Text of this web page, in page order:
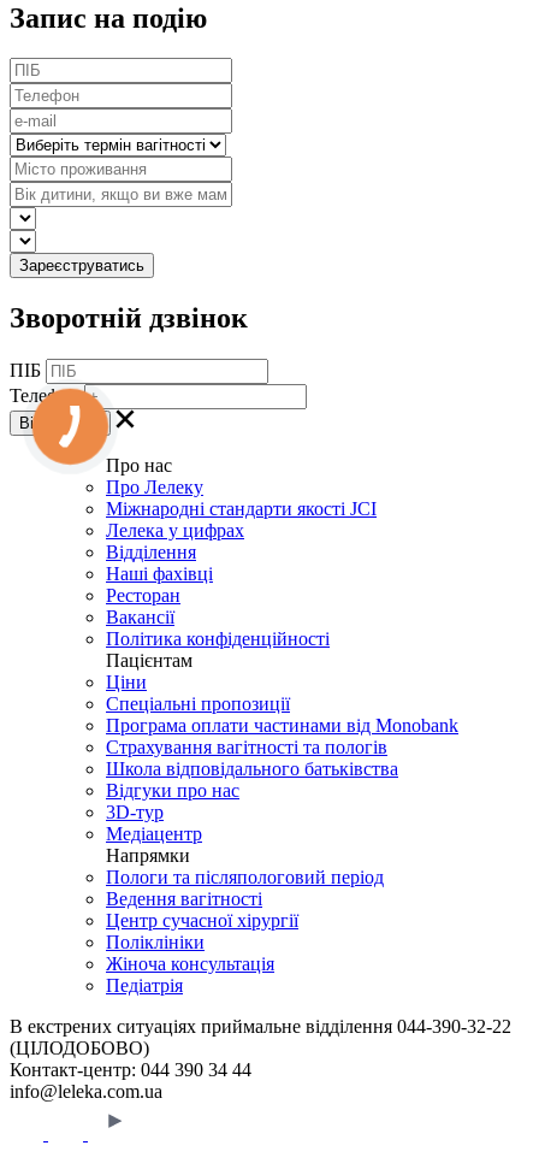
Запис на подію
Зворотній дзвінок
ПІБ
Телефон
Про нас
Про Лелеку
Міжнародні стандарти якості JCI
Лелека у цифрах
Відділення
Наші фахівці
Ресторан
Вакансії
Політика конфіденційності
Пацієнтам
Ціни
Спеціальні пропозиції
Програма оплати частинами від Monobank
Страхування вагітності та пологів
Школа відповідального батьківства
Відгуки про нас
3D-тур
Медіацентр
Напрямки
Пологи та післяпологовий період
Ведення вагітності
Центр сучасної хірургії
Поліклініки
Жіноча консультація
Педіатрія
В екстрених ситуаціях приймальне відділення 044-390-32-22
(ЦІЛОДОБОВО)
Контакт-центр: 044 390 34 44
info@leleka.com.ua